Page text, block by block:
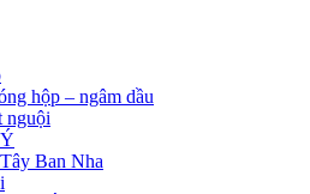
hộp – ngâm dầu
nguội
Ban Nha